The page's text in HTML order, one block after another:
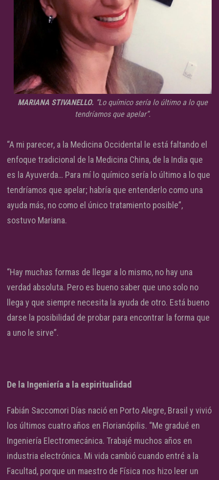
MARIANA STIVANELLO. “Lo químico sería lo último a lo que
tendríamos que apelar”.
“A mi parecer, a la Medicina Occidental le está faltando el
enfoque tradicional de la Medicina China, de la India que
es la Ayuverda… Para mí lo químico sería lo último a lo que
tendríamos que apelar; habría que entenderlo como una
ayuda más, no como el único tratamiento posible”,
sostuvo Mariana.
“Hay muchas formas de llegar a lo mismo, no hay una
verdad absoluta. Pero es bueno saber que uno solo no
llega y que siempre necesita la ayuda de otro. Está bueno
darse la posibilidad de probar para encontrar la forma que
a uno le sirve”.
De la Ingeniería a la espiritualidad
Fabián Saccomori Días nació en Porto Alegre, Brasil y vivió
los últimos cuatro años en Florianópilis. “Me gradué en
Ingeniería Electromecánica. Trabajé muchos años en
industria electrónica. Mi vida cambió cuando entré a la
Facultad, porque un maestro de Física nos hizo leer un